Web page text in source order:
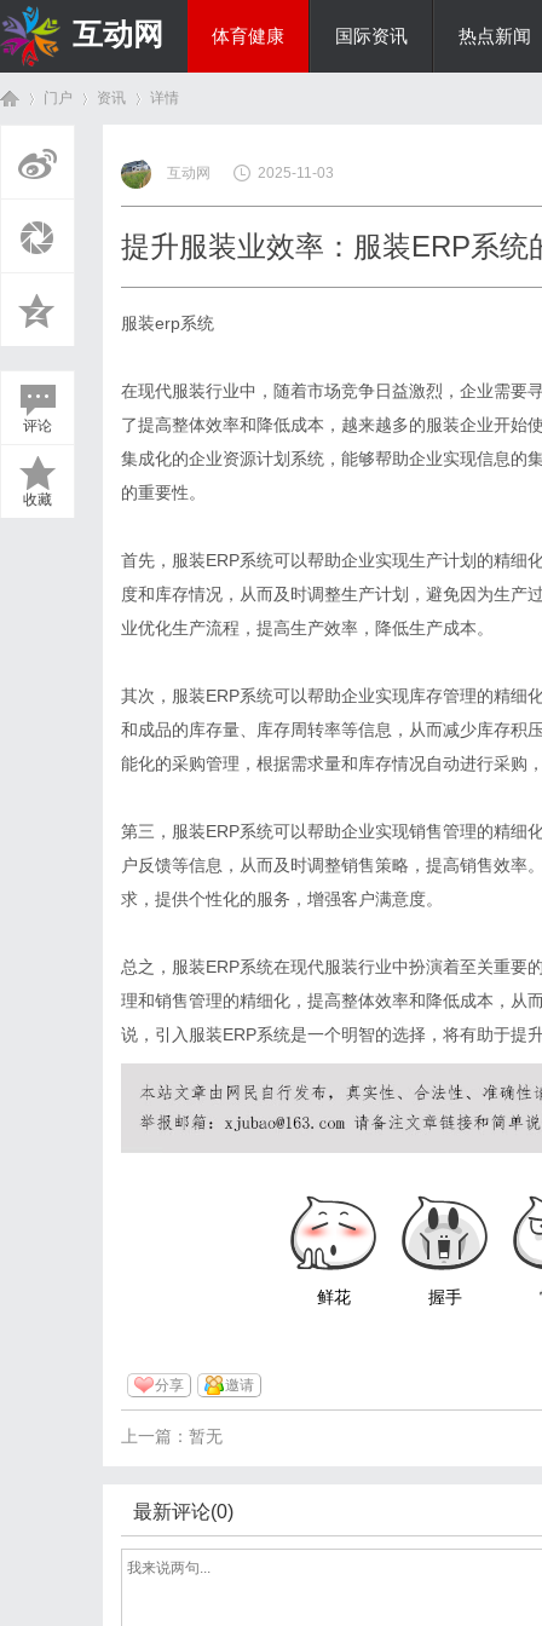
互动网 体育健康 国际资讯 热点新闻
门户 资讯
›
详情
评论
收藏
互动网 2025-11-03
提升服装业效率：服装ERP系统
服装erp系统
在现代服装行业中，随着市场竞争日益激烈，企业需要
了提高整体效率和降低成本，越来越多的服装企业开始
集成化的企业资源计划系统，能够帮助企业实现信息的
的重要性。
首先，服装ERP系统可以帮助企业实现生产计划的精细
度和库存情况，从而及时调整生产计划，避免因为生产
业优化生产流程，提高生产效率，降低生产成本。
其次，服装ERP系统可以帮助企业实现库存管理的精细
和成品的库存量、库存周转率等信息，从而减少库存积
能化的采购管理，根据需求量和库存情况自动进行采购
第三，服装ERP系统可以帮助企业实现销售管理的精细
户反馈等信息，从而及时调整销售策略，提高销售效率
求，提供个性化的服务，增强客户满意度。
总之，服装ERP系统在现代服装行业中扮演着至关重要
理和销售管理的精细化，提高整体效率和降低成本，从
说，引入服装ERP系统是一个明智的选择，将有助于提
鲜花 握手
分享 邀请
上一篇：暂无
最新评论(0)